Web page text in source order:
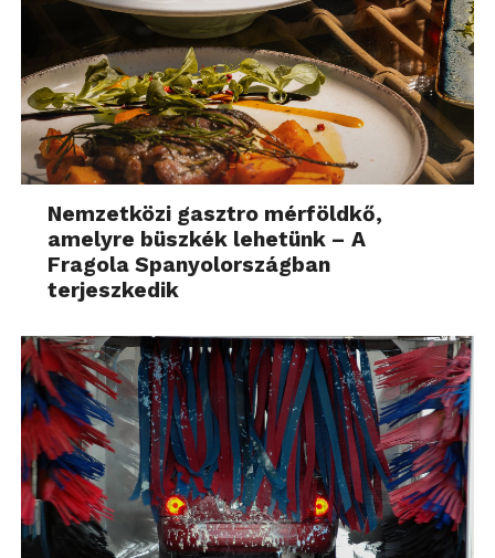
Nemzetközi gasztro mérföldkő,
amelyre büszkék lehetünk – A
Fragola Spanyolországban
terjeszkedik